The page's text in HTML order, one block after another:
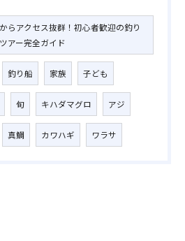
らアクセス抜群！初心者歓迎の釣り
アー完全ガイド
釣り船 家族 子ども
旬 キハダマグロ アジ
真鯛 カワハギ ワラサ